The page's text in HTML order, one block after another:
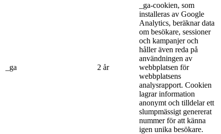
_ga 2 år
_ga-cookien, som
installeras av Google
Analytics, beräknar data
om besökare, sessioner
och kampanjer och
håller även reda på
användningen av
webbplatsen för
webbplatsens
analysrapport. Cookien
lagrar information
anonymt och tilldelar ett
slumpmässigt genererat
nummer för att känna
igen unika besökare.